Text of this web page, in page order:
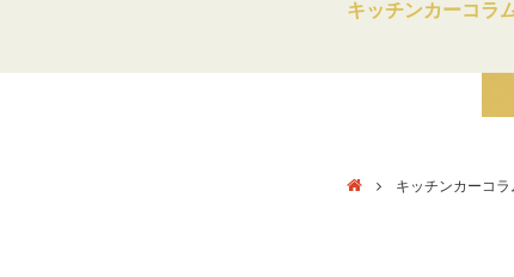
キッチンカーグラ
キッチンカーコラ
キッチンカーコラ